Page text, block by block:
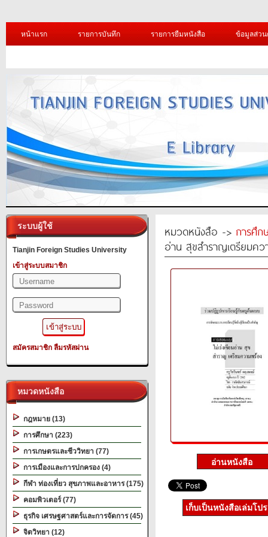
หน้าแรก รายการบันทึก รายการยืมหนังสือ ข้อมูลส่ว
ระบบผู้ใช้
Tianjin Foreign Studies University
เข้าสู่ระบบสมาชิก
สมัครสมาชิก ลืมรหัสผ่าน
หมวดหนังสือ
กฎหมาย (13)
การศึกษา (223)
การเกษตรและชีววิทยา (77)
การเมืองและการปกครอง (4)
กีฬา ท่องเที่ยว สุขภาพและอาหาร (175)
คอมพิวเตอร์ (77)
ธุรกิจ เศรษฐศาสตร์และการจัดการ (45)
จิตวิทยา (12)
หมวดหนังสือ -> การศึก
อ่าน สุขสำราญเตรียมค
เก็บเป็นหนังสือเล่มโป